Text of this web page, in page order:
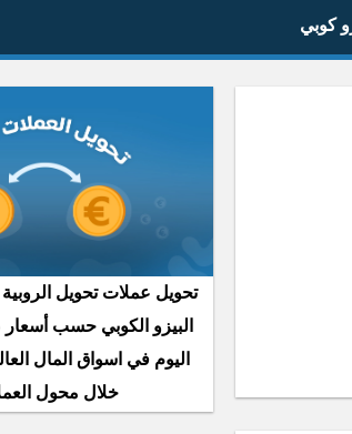
كوبي
تحويل عملات تحويل الروبية
البيزو الكوبي حسب
اليوم في اسواق المال
خلال محول